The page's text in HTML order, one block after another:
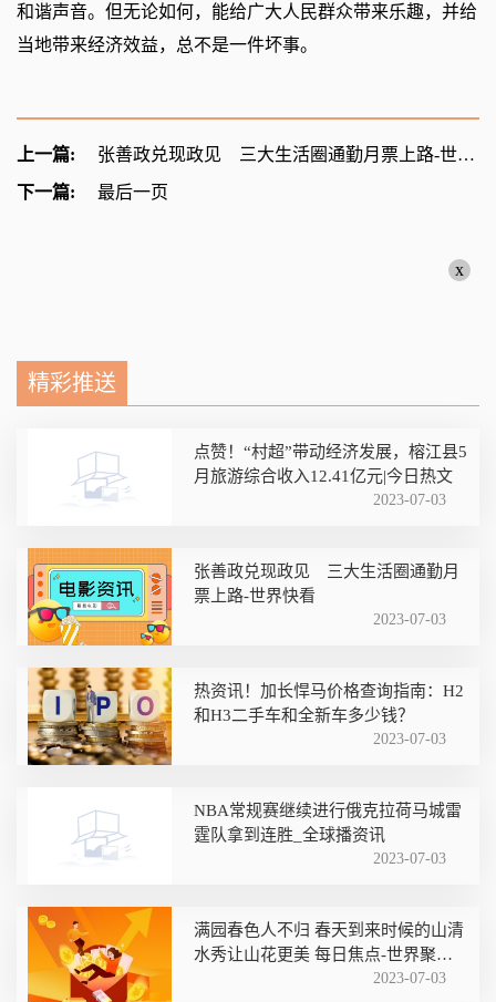
和谐声音。但无论如何，能给广大人民群众带来乐趣，并给
当地带来经济效益，总不是一件坏事。
上一篇:
张善政兑现政见 三大生活圈通勤月票上路-世界快看
下一篇:
最后一页
x
精彩推送
点赞！“村超”带动经济发展，榕江县5
月旅游综合收入12.41亿元|今日热文
2023-07-03
张善政兑现政见 三大生活圈通勤月
票上路-世界快看
2023-07-03
热资讯！加长悍马价格查询指南：H2
和H3二手车和全新车多少钱？
2023-07-03
NBA常规赛继续进行俄克拉荷马城雷
霆队拿到连胜_全球播资讯
2023-07-03
满园春色人不归 春天到来时候的山清
水秀让山花更美 每日焦点-世界聚看
2023-07-03